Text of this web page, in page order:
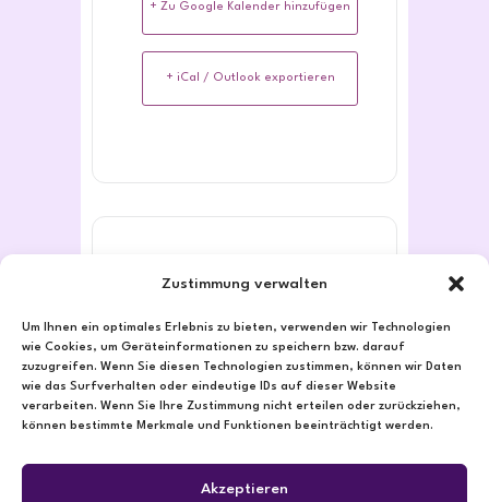
Zustimmung verwalten
Um Ihnen ein optimales Erlebnis zu bieten, verwenden wir Technologien
wie Cookies, um Geräteinformationen zu speichern bzw. darauf
zuzugreifen. Wenn Sie diesen Technologien zustimmen, können wir Daten
wie das Surfverhalten oder eindeutige IDs auf dieser Website
verarbeiten. Wenn Sie Ihre Zustimmung nicht erteilen oder zurückziehen,
können bestimmte Merkmale und Funktionen beeinträchtigt werden.
Akzeptieren
+ Zu Google Kalender hinzufügen
+ iCal / Outlook exportieren
VERANSTALTUNG